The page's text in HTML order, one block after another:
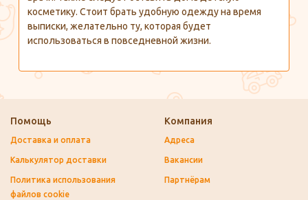
косметику. Стоит брать удобную одежду на время
выписки, желательно ту, которая будет
использоваться в повседневной жизни.
Помощь
Доставка и оплата
Калькулятор доставки
Политика использования
файлов cookie
Компания
Адреса
Вакансии
Партнёрам